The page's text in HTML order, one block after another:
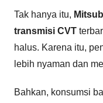
Tak hanya itu,
transmisi CVT
halus. Karena itu,
lebih nyaman dan
Bahkan, konsumsi